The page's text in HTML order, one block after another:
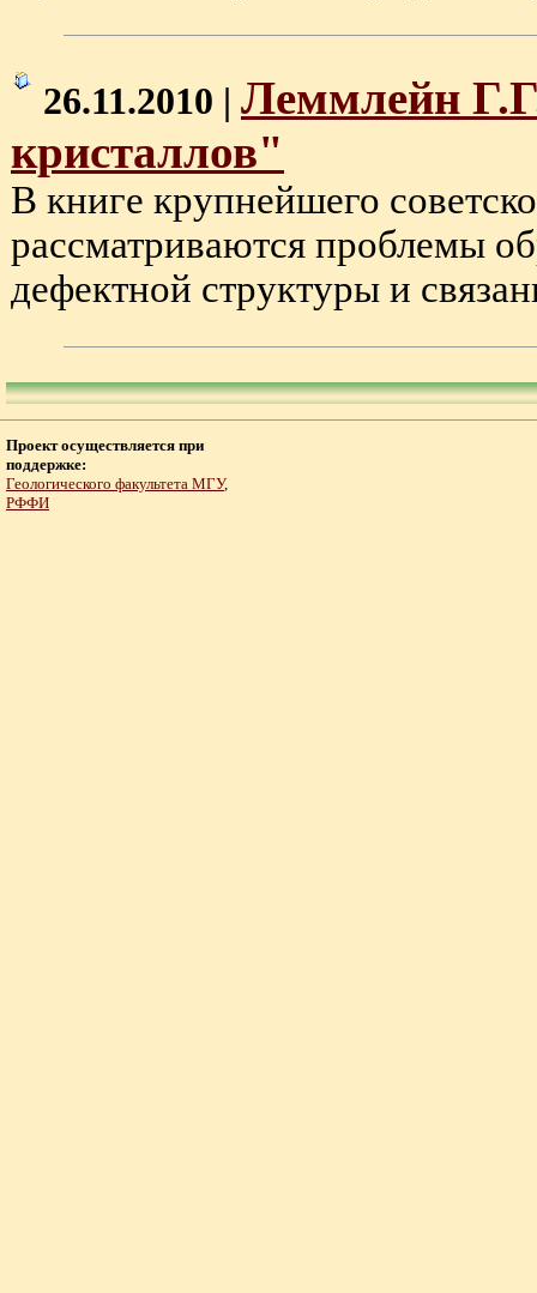
26.11.2010 | Леммлейн
кристаллов"
В книге крупнейшего
рассматриваются проблемы
дефектной структуры и
Проект осуществляется при
поддержке:
Геологического факультета МГУ,
РФФИ